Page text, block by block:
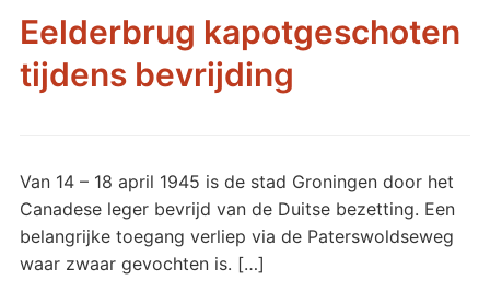
Eelderbrug kapotgeschoten
tijdens bevrijding
Van 14 – 18 april 1945 is de stad Groningen door het
Canadese leger bevrijd van de Duitse bezetting. Een
belangrijke toegang verliep via de Paterswoldseweg
waar zwaar gevochten is. […]